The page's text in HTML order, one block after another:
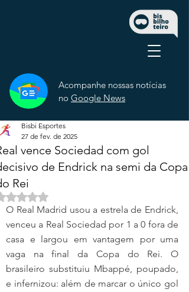
Acompanhe nossas notícias
no Google News
vence Sociedad com gol
de Endrick na semi da Copa
Rei
Bisbi Esportes
27 de fev. de 2025
Avaliado com NaN de 5 estrelas.
O Real Madrid usou a estrela de Endrick,
venceu a Real Sociedad por 1 a 0 fora de
casa e largou em vantagem por uma
vaga na final da Copa do Rei. O
brasileiro substituiu Mbappé, poupado,
e infernizou: além de marcar o único gol